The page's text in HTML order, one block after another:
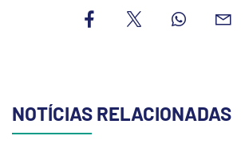
NOTÍCIAS RELACIONADAS